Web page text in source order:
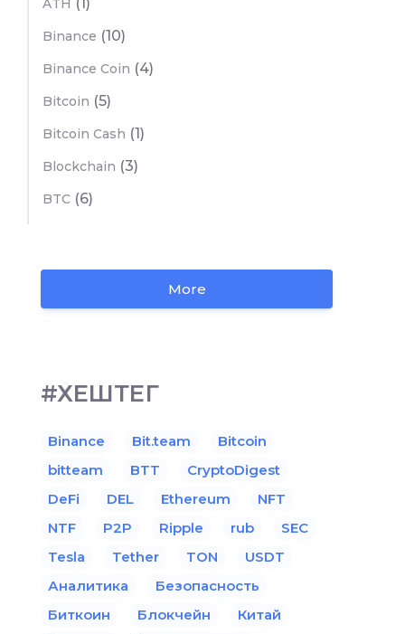
ATH
Binance (10)
Binance Coin (4)
Bitcoin (5)
Bitcoin Cash (1)
Blockchain (3)
BTC (6)
More
#ХЕШТЕГ
Binance Bit.team
Bitcoin
bitteam
BTT
CryptoDigest
DeFi
DEL Ethereum
NFT
NTF
P2P Ripple rub
SEC
Tesla
Tether TON
USDT
Аналитика
Безопасность
Биткоин
Блокчейн
Китай